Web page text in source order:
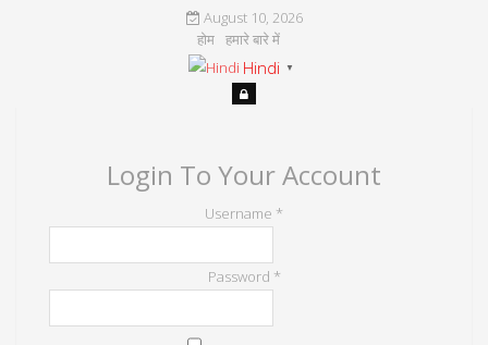
August 10, 2026
होम हमारे बारे में
Hindi ▼
Login To Your Account
Username *
Password *